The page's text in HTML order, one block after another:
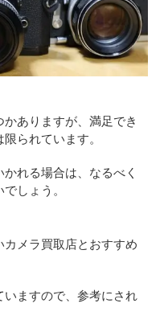
ありますが、満足でき
られています。
れる場合は、なるべく
しょう。
メラ買取店とおすすめ
ますので、参考にされ